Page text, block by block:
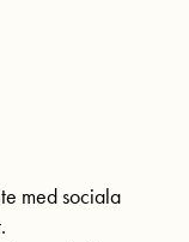
med sociala